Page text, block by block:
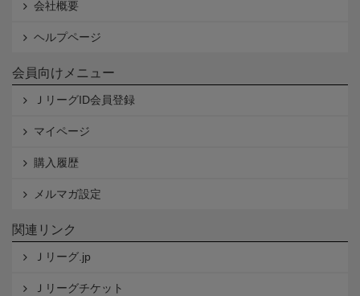
会社概要
ヘルプページ
会員向けメニュー
ＪリーグID会員登録
マイページ
購入履歴
メルマガ設定
関連リンク
Ｊリーグ.jp
Ｊリーグチケット